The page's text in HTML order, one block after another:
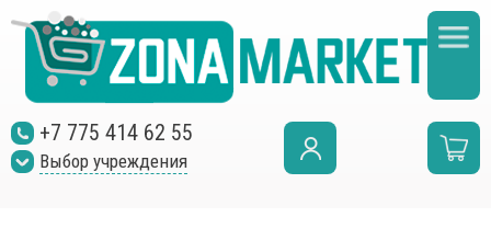
+7 775 414 62 55
Выбор учреждения